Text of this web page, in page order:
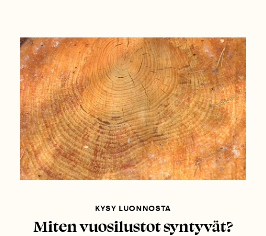
KYSY LUONNOSTA
Miten vuosilustot syntyvät?